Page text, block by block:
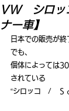
VW シロ
ナー車】
日本での販売が
でも、
個体によっては
されている
“シロッコ　/　Ｓ